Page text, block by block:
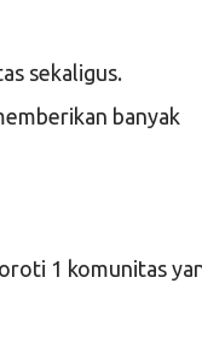
sekaligus.
banyak
1 komunitas